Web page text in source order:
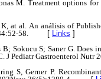
M. Treatment options
at al. An análisis of
58. [ Links ]
Sokucu S; Saner G. Does
J Pediatr Gastroenterol Nutr
S, Gerner P.